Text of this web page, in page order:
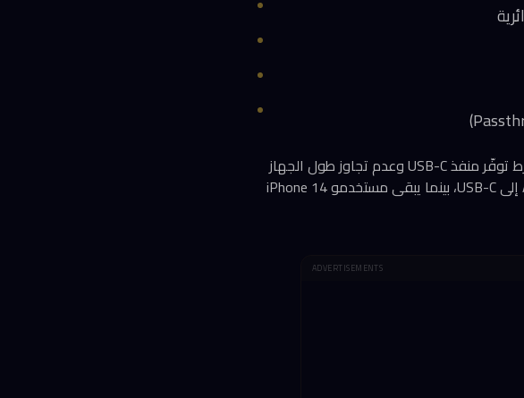
يتوافق الجهاز مع أي هاتف أو جهاز لوحي يعمل بنظام Android أو iOS شرط توفّر منفذ USB-C وعدم تجاوز طول الجهاز
216 ملم. أجهزة iPhone 15 وما بعدها مؤهّلة مباشرة بفضل انتقال Apple إلى USB-C، بينما يبقى مستخدمو iPhone 14
ADVERTISEMENTS